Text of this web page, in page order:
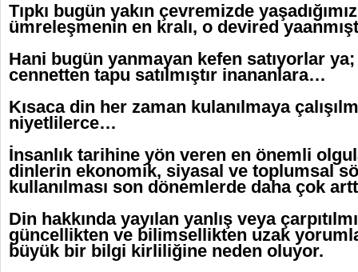
Tıpkı bugün yakın çevremizde
ümreleşmenin en kralı, o devired
Hani bugün yanmayan kefen satıyorlar
cennetten tapu satılmıştır inananlara…
Kısaca din her zaman kulanılmaya
niyetlilerce…
İnsanlık tarihine yön veren en önemli
dinlerin ekonomik, siyasal ve toplumsal
kullanılması son dönemlerde daha çok
Din hakkında yayılan yanlış veya
güncellikten ve bilimsellikten uzak
büyük bir bilgi kirliliğine neden oluyor.